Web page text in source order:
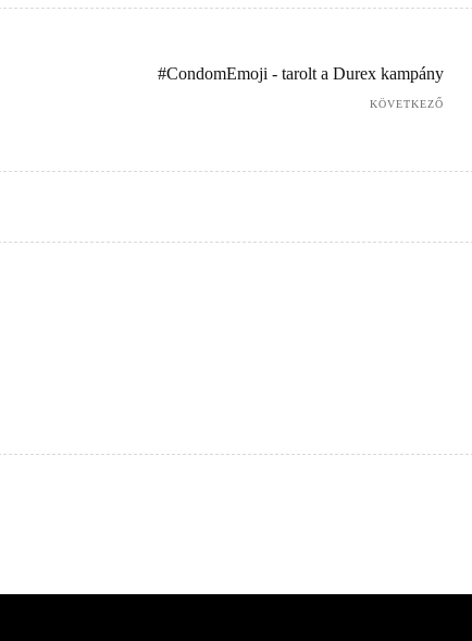
#CondomEmoji - tarolt a Durex kampány
KÖVETKEZŐ